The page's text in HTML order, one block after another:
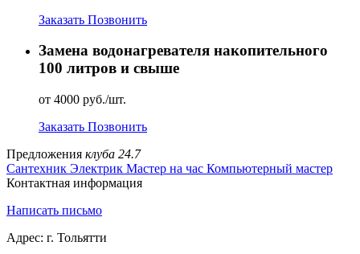
Заказать Позвонить
Замена водонагревателя накопительного
100 литров и свыше
от 4000 руб./шт.
Заказать Позвонить
Предложения клуба 24.7
Сантехник Электрик Мастер на час Компьютерный мастер
Контактная информация
Написать письмо
Адрес: г. Тольятти